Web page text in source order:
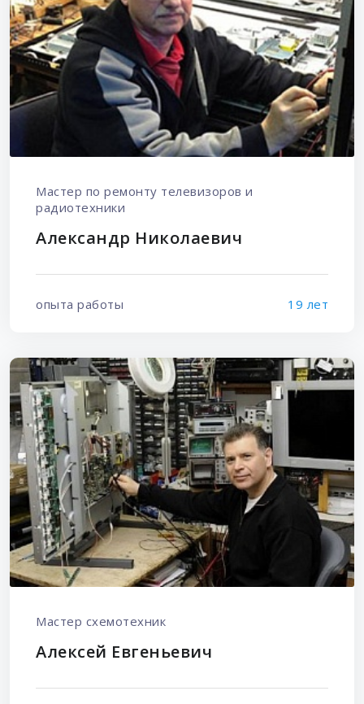
Мастер по ремонту телевизоров и
радиотехники
Александр Николаевич
опыта работы 19 лет
Мастер схемотехник
Алексей Евгеньевич